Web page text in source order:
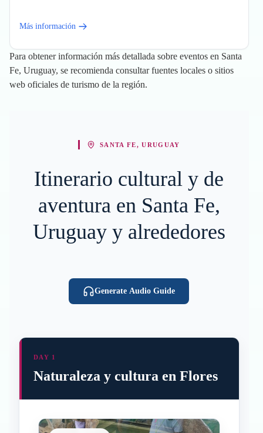
Más información
Para obtener información más detallada sobre eventos en Santa
Fe, Uruguay, se recomienda consultar fuentes locales o sitios
web oficiales de turismo de la región.
SANTA FE, URUGUAY
Itinerario cultural y de
aventura en Santa Fe,
Uruguay y alrededores
Generate Audio Guide
DAY 1
Naturaleza y cultura en Flores